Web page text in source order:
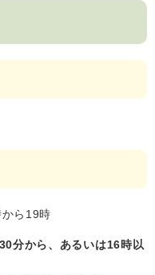
ら19時​
分から、あるいは16時以